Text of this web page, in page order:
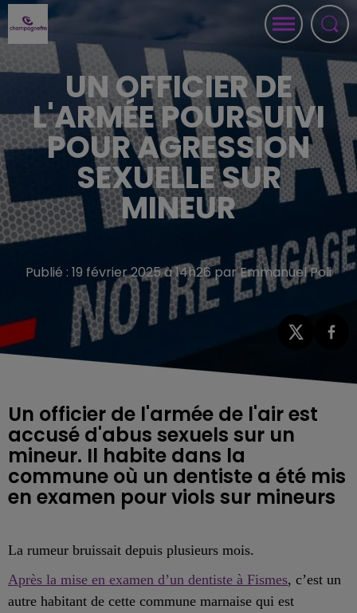
UN OFFICIER DE
L'ARMÉE POURSUIVI
POUR AGRESSION
SEXUELLE SUR
MINEUR
Publié : 19 février 2025 à 14h26 par Emmanuel Poli
Un officier de l'armée de l'air est
accusé d'abus sexuels sur un
mineur. Il habite dans la
commune où un dentiste a été mis
en examen pour viols sur mineurs
La rumeur bruissait depuis plusieurs mois.
Après la mise en examen d’un dentiste à Fismes, c’est un
autre habitant de cette commune marnaise qui est